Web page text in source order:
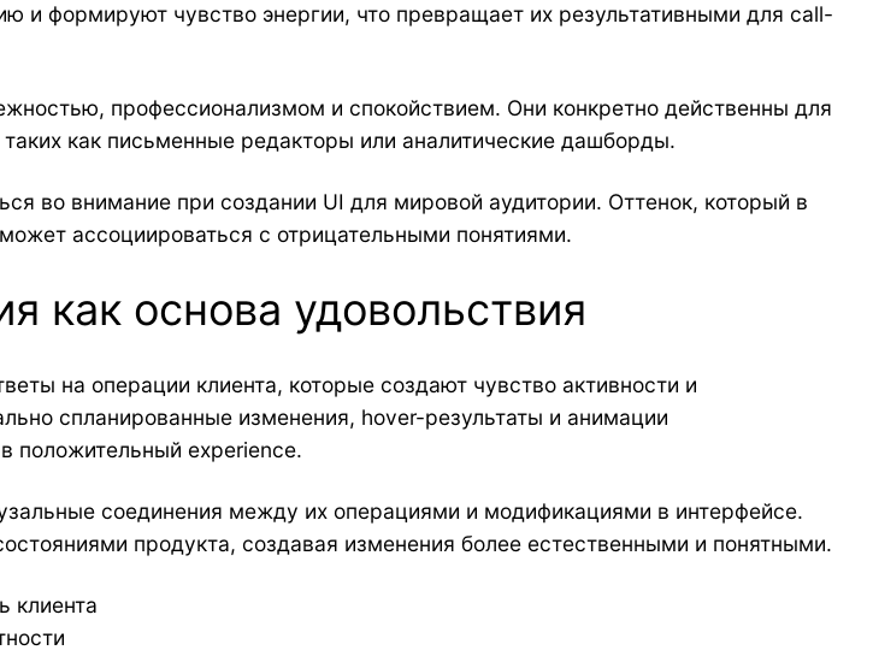
и формируют чувство энергии, что превращает их результативными для call-
профессионализмом и спокойствием. Они конкретно действенны для
как письменные редакторы или аналитические дашборды.
во внимание при создании UI для мировой аудитории. Оттенок, который в
ассоциироваться с отрицательными понятиями.
как основа удовольствия
на операции клиента, которые создают чувство активности и
спланированные изменения, hover-результаты и анимации
положительный experience.
соединения между их операциями и модификациями в интерфейсе.
продукта, создавая изменения более естественными и понятными.
клиента